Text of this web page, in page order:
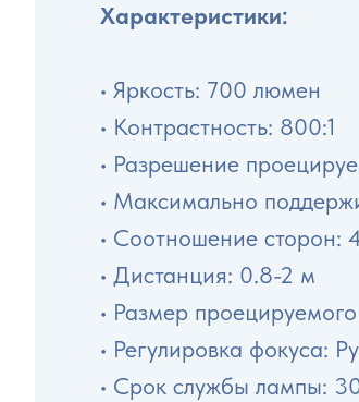
Характеристики:
• Яркость: 700 люмен
• Контрастность: 800:1
• Разрешение
• Максимально
• Соотношение сторон:
• Дистанция: 0.8-2 м
• Размер
• Регулировка фокуса:
• Срок службы лампы: